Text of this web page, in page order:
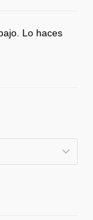
Lo haces